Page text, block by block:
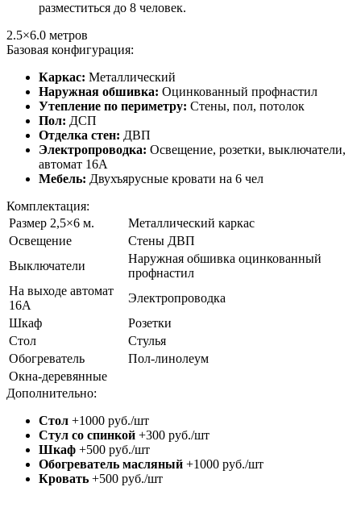
разместиться до 8 человек.
2.5×6.0 метров
Базовая конфигурация:
Каркас: Металлический
Наружная обшивка: Оцинкованный профнастил
Утепление по периметру: Стены, пол, потолок
Пол: ДСП
Отделка стен: ДВП
Электропроводка: Освещение, розетки, выключатели,
автомат 16А
Мебель: Двухъярусные кровати на 6 чел
Комплектация:
Размер 2,5×6 м.
Металлический каркас
Освещение
Стены ДВП
Выключатели
Наружная обшивка оцинкованный
профнастил
На выходе автомат
16А
Электропроводка
Шкаф
Розетки
Стол
Стулья
Обогреватель
Пол-линолеум
Окна-деревянные
Дополнительно:
Стол +1000 руб./шт
Стул со спинкой +300 руб./шт
Шкаф +500 руб./шт
Обогреватель масляный +1000 руб./шт
Кровать +500 руб./шт